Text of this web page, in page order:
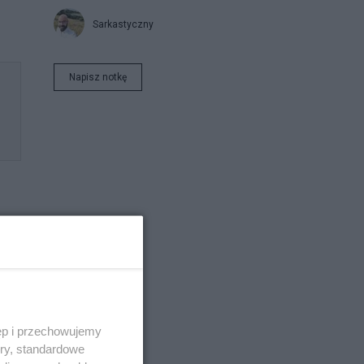
Sarkastyczny
Napisz notkę
i przechowujemy
standardowe